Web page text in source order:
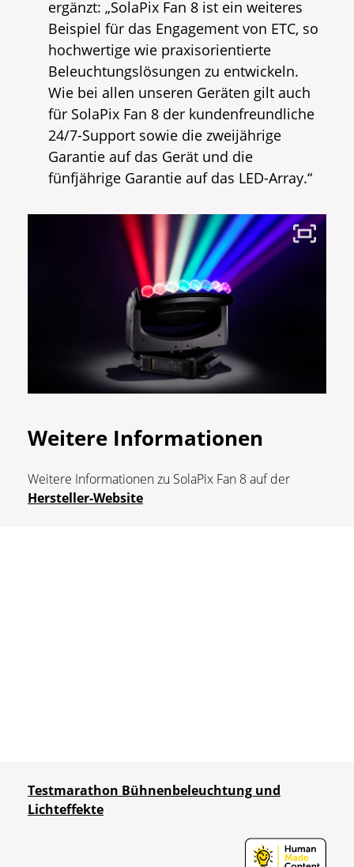
ergänzt: „SolaPix Fan 8 ist ein weiteres
Beispiel für das Engagement von ETC, so
hochwertige wie praxisorientierte
Beleuchtungslösungen zu entwickeln.
Wie bei allen unseren Geräten gilt auch
für SolaPix Fan 8 der kundenfreundliche
24/7-Support sowie die zweijährige
Garantie auf das Gerät und die
fünfjährige Garantie auf das LED-Array.“
Weitere Informationen
Weitere Informationen zu SolaPix Fan 8 auf der
Hersteller-Website
Testmarathon Bühnenbeleuchtung und
Lichteffekte